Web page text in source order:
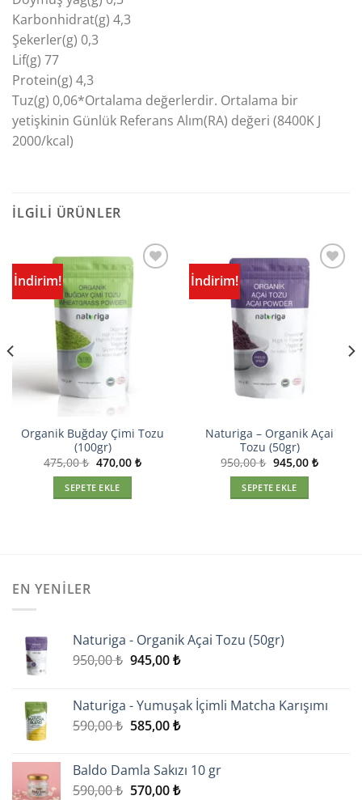
Karbonhidrat(g) 4,3
Şekerler(g) 0,3
Lif(g) 77
Protein(g) 4,3
Tuz(g) 0,06*Ortalama değerlerdir. Ortalama bir
yetişkinin Günlük Referans Alım(RA) değeri (8400K J
2000/kcal)
İLGILI ÜRÜNLER
İndirim!
Sevdiklerime
Organik Buğday Çimi Tozu
(100gr)
475,00₺ Orijinal
fiyat:
475,00 ₺.
470,00 ₺Şu
SEPETE EKLE
İndirim!
Sevdiklerime
Naturiga – Organik Açai
Tozu (50gr)
950,00₺ Orijinal
fiyat:
950,00 ₺.
945,00 ₺Şu
SEPETE EKLE
EN YENILER
Naturiga - Organik Açai Tozu (50gr)
950,00₺ Orijinal
945,00₺Şu
945,00 ₺.
Naturiga - Yumuşak İçimli Matcha Karışımı
590,00₺ Orijinal
585,00₺Şu
585,00 ₺.
Baldo Damla Sakızı 10 gr
590,00₺ Orijinal
570,00₺Şu